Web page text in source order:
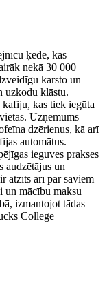
ķēde, kas
nekā 30 000
karsto un
uzkodu klāstu.
kafiju, kas tiek iegūta
Uzņēmums
dzērienus, kā arī
automātus.
ieguves prakses
audzētājus un
atzīts arī par saviem
un mācību maksu
izmantojot tādas
College